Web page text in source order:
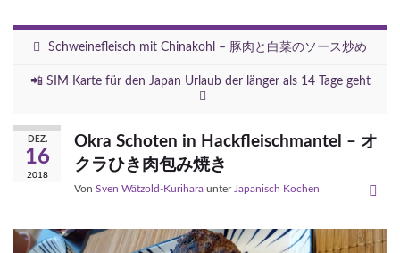
Schweinefleisch mit Chinakohl – 豚肉と白菜のソース炒め
📲 SIM Karte für den Japan Urlaub der länger als 14 Tage geht
DEZ.
16
2018
Okra Schoten in Hackfleischmantel – オ
クラひき肉包み焼き
Von Sven Wätzold-Kurihara unter Japanisch Kochen